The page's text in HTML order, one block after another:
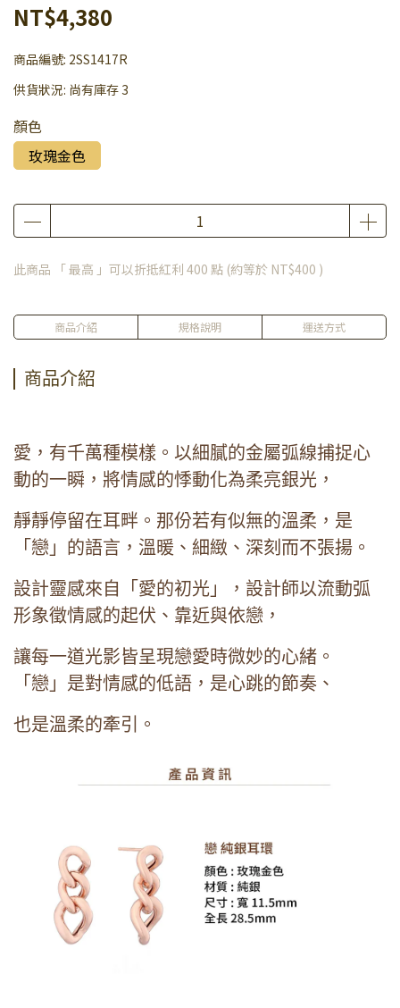
NT$4,380
商品編號: 2SS1417R
供貨狀況: 尚有庫存 3
顏色
玫瑰金色
此商品 「 最高 」可以折抵紅利 400 點 (約等於 NT$400 )
商品介紹 規格說明 運送方式
商品介紹
愛，有千萬種模樣。以細膩的金屬弧線捕捉心
動的一瞬，將情感的悸動化為柔亮銀光，
靜靜停留在耳畔。那份若有似無的溫柔，是
「戀」的語言，溫暖、細緻、深刻而不張揚。
設計靈感來自「愛的初光」，設計師以流動弧
形象徵情感的起伏、靠近與依戀，
讓每一道光影皆呈現戀愛時微妙的心緒。
「戀」是對情感的低語，是心跳的節奏、
也是溫柔的牽引。